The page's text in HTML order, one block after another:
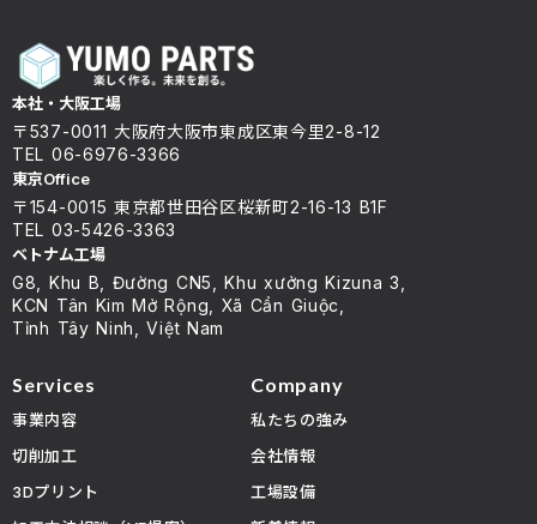
本社・大阪工場
〒537-0011 大阪府大阪市東成区東今里2-8-12
TEL 06-6976-3366
東京Office
〒154-0015 東京都世田谷区桜新町2-16-13 B1F
TEL 03-5426-3363
ベトナム工場
G8, Khu B, Đường CN5, Khu xưởng Kizuna 3,
KCN Tân Kim Mở Rộng, Xã Cần Giuộc,
Tỉnh Tây Ninh, Việt Nam
Services
事業内容
切削加工
3Dプリント
Company
私たちの強み
会社情報
工場設備